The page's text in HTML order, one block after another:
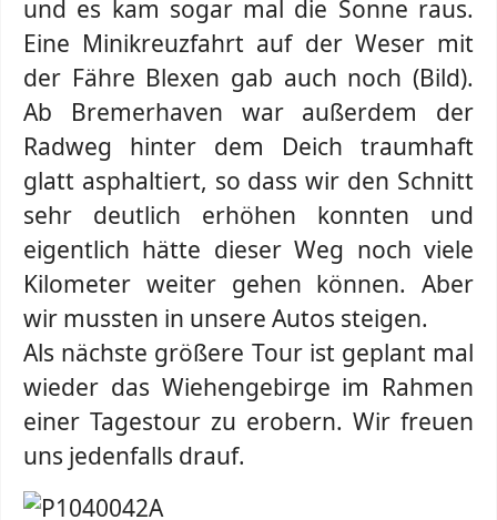
und es kam sogar mal die Sonne raus.
Eine Minikreuzfahrt auf der Weser mit
der Fähre Blexen gab auch noch (Bild).
Ab Bremerhaven war außerdem der
Radweg hinter dem Deich traumhaft
glatt asphaltiert, so dass wir den Schnitt
sehr deutlich erhöhen konnten und
eigentlich hätte dieser Weg noch viele
Kilometer weiter gehen können. Aber
wir mussten in unsere Autos steigen.
Als nächste größere Tour ist geplant mal
wieder das Wiehengebirge im Rahmen
einer Tagestour zu erobern. Wir freuen
uns jedenfalls drauf.